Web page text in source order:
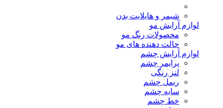
شیمر و هایلایت بدن
لوازم آرایش مو
محصولات رنگ مو
حالت دهنده های مو
لوازم آرایش چشم
پرایمر چشم
لنز رنگی
ریمل چشم
سایه چشم
خط چشم